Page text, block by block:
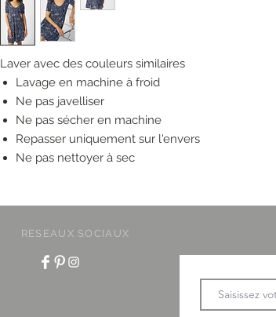
Laver avec des couleurs similaires
Lavage en machine à froid
Ne pas javelliser
Ne pas sécher en machine
Repasser uniquement sur l'envers
Ne pas nettoyer à sec
RESEAUX SOCIAUX